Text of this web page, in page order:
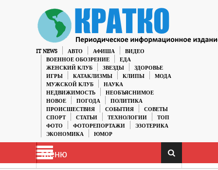
IT NEWS АВТО АФИША
ВИДЕО
ВОЕННОЕ ОБОЗРЕНИЕ
ЕДА
ЖЕНСКИЙ КЛУБ
ЗВЕЗДЫ
ЗДОРОВЬЕ
ИГРЫ
КАТАКЛИЗМЫ КЛИПЫ
МОДА
МУЖСКОЙ КЛУБ
НАУКА
НЕДВИЖИМОСТЬ
НЕОБЪЯСНИМОЕ
НОВОЕ
ПОГОДА
ПОЛИТИКА
ПРОИСШЕСТВИЯ
СОБЫТИЯ
СОВЕТЫ
СПОРТ
СТАТЬИ ТЕХНОЛОГИИ
ТОП
ФОТО
ФОТОРЕПОРТАЖИ
ЭЗОТЕРИКА
ЭКОНОМИКА
ЮМОР
Меню